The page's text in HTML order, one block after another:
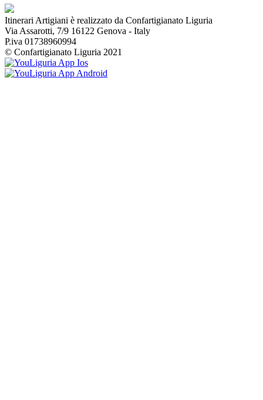
Itinerari Artigiani è realizzato da Confartigianato Liguria
Via Assarotti, 7/9 16122 Genova - Italy
P.iva 01738960994
© Confartigianato Liguria 2021